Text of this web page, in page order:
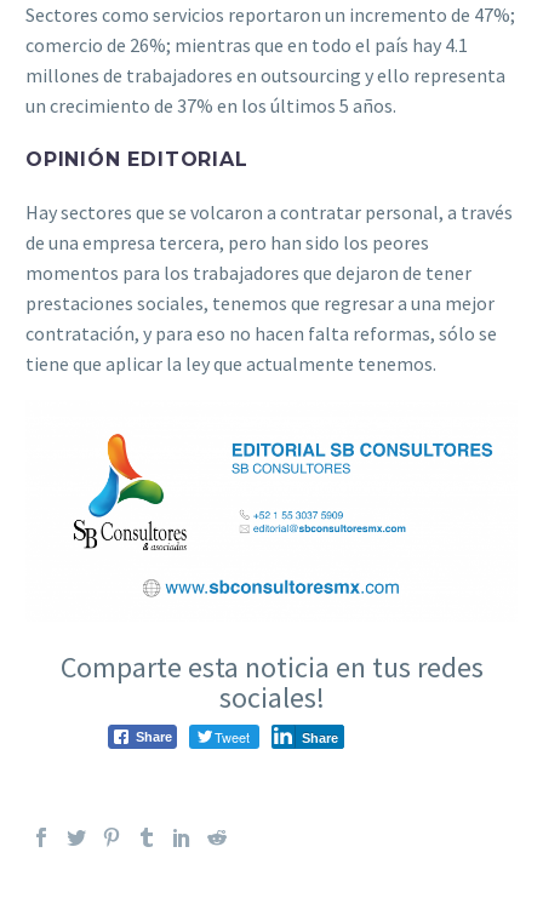
Sectores como servicios reportaron un incremento de 47%;
comercio de 26%; mientras que en todo el país hay 4.1
millones de trabajadores en outsourcing y ello representa
un crecimiento de 37% en los últimos 5 años.
OPINIÓN EDITORIAL
Hay sectores que se volcaron a contratar personal, a través
de una empresa tercera, pero han sido los peores
momentos para los trabajadores que dejaron de tener
prestaciones sociales, tenemos que regresar a una mejor
contratación, y para eso no hacen falta reformas, sólo se
tiene que aplicar la ley que actualmente tenemos.
Comparte esta noticia en tus redes
sociales!
Share Tweet Share